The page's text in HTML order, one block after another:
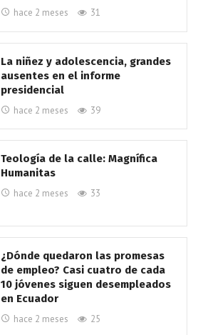
hace 2 meses 31
La niñez y adolescencia, grandes
ausentes en el informe
presidencial
hace 2 meses 39
Teología de la calle: Magnífica
Humanitas
hace 2 meses 33
¿Dónde quedaron las promesas
de empleo? Casi cuatro de cada
10 jóvenes siguen desempleados
en Ecuador
hace 2 meses 25